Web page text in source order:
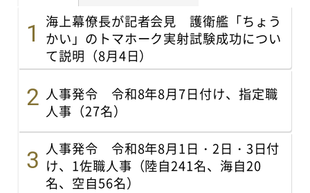
海上幕僚長が記者会見 護衛艦「ちょう
かい」のトマホーク実射試験成功につい
て説明（8月4日）
人事発令 令和8年8月7日付け、指定職
人事（27名）
人事発令 令和8年8月1日・2日・3日付
け、1佐職人事（陸自241名、海自20
名、空自56名）